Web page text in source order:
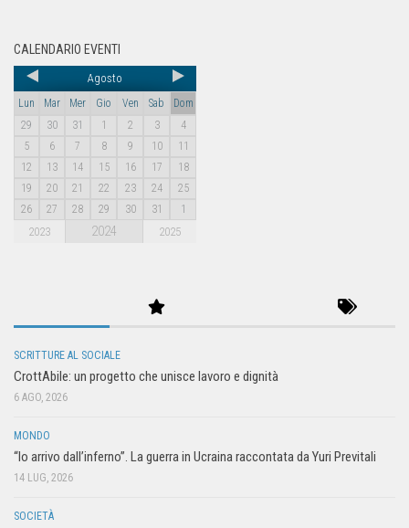
CALENDARIO EVENTI
Agosto
Lun Mar Mer Gio Ven Sab
Dom
29
30 31 1 2 3
4
5
6 7 8 9 10
11
12
13 14 15 16 17
18
19
20 21 22 23 24
25
26
27 28 29 30 31 1
2023 2024 2025
SCRITTURE AL SOCIALE
CrottAbile: un progetto che unisce lavoro e dignità
6 AGO, 2026
MONDO
“Io arrivo dall’inferno”. La guerra in Ucraina raccontata da Yuri Previtali
14 LUG, 2026
SOCIETÀ